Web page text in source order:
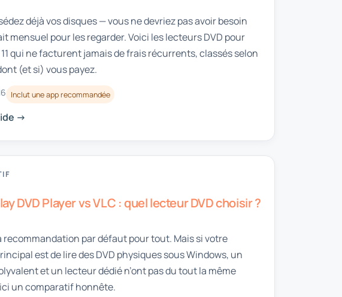
déjà vos disques — vous ne devriez pas avoir besoin
mensuel pour les regarder. Voici les lecteurs DVD pour
qui ne facturent jamais de frais récurrents, classés selon
(et si) vous payez.
Inclut une app recommandée
->
DVD Player vs VLC : quel lecteur DVD choisir ?
recommandation par défaut pour tout. Mais si votre
est de lire des DVD physiques sous Windows, un
et un lecteur dédié n’ont pas du tout la même
un comparatif honnête.